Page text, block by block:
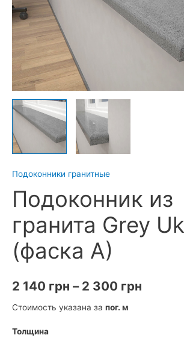
Подоконники гранитные
Подоконник из
гранита Grey
(фаска A)
2 140 грн – 2 300 грн
Стоимость указана за пог. м
Толщина